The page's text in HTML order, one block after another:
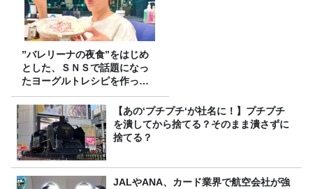
”バレリーナの夜食”をはじめ
とした、ＳＮＳで話題になっ
たヨーグルトレシピを作って
みた！
【あの‘プチプチ‘が社名に！】プチプチ
を潰してから捨てる？そのまま潰さずに
捨てる？
JALやANA、カード業界で航空会社が強